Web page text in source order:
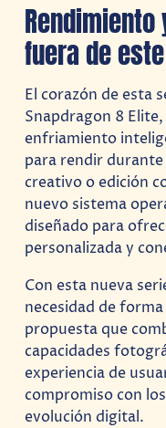
fuera de
El corazón de esta
Snapdragon 8
enfriamiento
para rendir
creativo o edición
nuevo sistema
diseñado para
personalizada y
Con esta nueva
necesidad de
propuesta que
capacidades
experiencia de
compromiso con
evolución digital.